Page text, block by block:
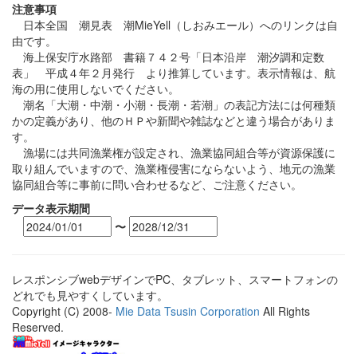
注意事項
日本全国 潮見表 潮MieYell（しおみエール）へのリンクは自
由です。
海上保安庁水路部 書籍７４２号「日本沿岸 潮汐調和定数
表」 平成４年２月発行 より推算しています。表示情報は、航
海の用に使用しないでください。
潮名「大潮・中潮・小潮・長潮・若潮」の表記方法には何種類
かの定義があり、他のＨＰや新聞や雑誌などと違う場合がありま
す。
漁場には共同漁業権が設定され、漁業協同組合等が資源保護に
取り組んでいますので、漁業権侵害にならないよう、地元の漁業
協同組合等に事前に問い合わせるなど、ご注意ください。
データ表示期間
〜
レスポンシブwebデザインでPC、タブレット、スマートフォンの
どれでも見やすくしています。
Copyright (C) 2008- Mie Data Tsusin Corporation All Rights
Reserved.